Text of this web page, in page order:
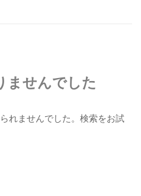
ませんでした
れませんでした。検索をお試